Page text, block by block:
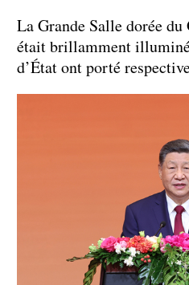
La Grande Salle dorée
était brillamment
d’État ont porté